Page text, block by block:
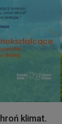
klimat.